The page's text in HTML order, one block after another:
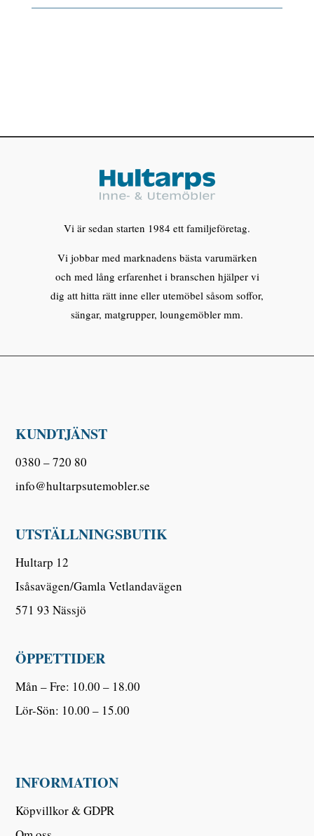
Vi är sedan starten 1984 ett familjeföretag.
Vi jobbar med marknadens bästa varumärken
och med lång erfarenhet i branschen hjälper vi
dig att hitta rätt inne eller utemöbel såsom soffor,
sängar, matgrupper, loungemöbler mm.
KUNDTJÄNST
0380 – 720 80
info@hultarpsutemobler.se
UTSTÄLLNINGSBUTIK
Hultarp 12
Isåsavägen/Gamla Vetlandavägen
571 93 Nässjö
ÖPPETTIDER
Mån – Fre: 10.00 – 18.00
Lör-Sön: 10.00 – 15.00
INFORMATION
Köpvillkor & GDPR